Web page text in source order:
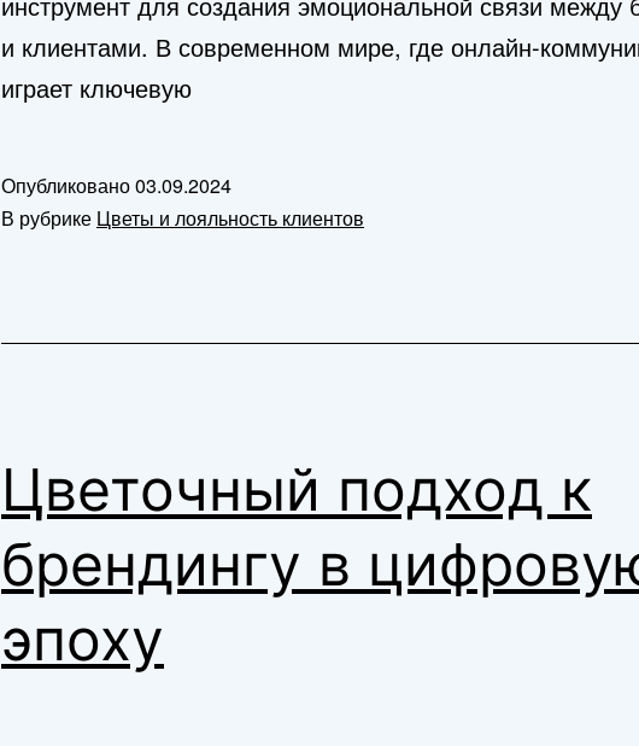
и клиентами. В современном мире, где онлайн-
играет ключевую
Опубликовано03.09.2024
В рубрике Цветы и лояльность клиентов
Цветочный подход к
брендингу в
эпоху